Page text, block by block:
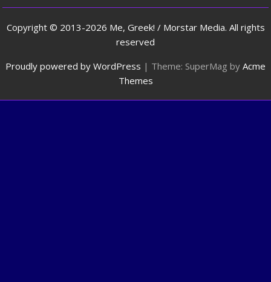
Copyright © 2013-2026 Me, Greek! / Morstar Media. All rights
reserved
Proudly powered by WordPress | Theme: SuperMag by Acme
Themes